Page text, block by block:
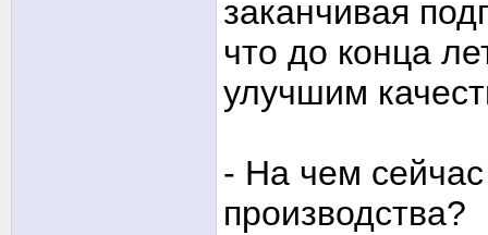
заканчивая
что до конца
улучшим
- На чем сейчас
производства?